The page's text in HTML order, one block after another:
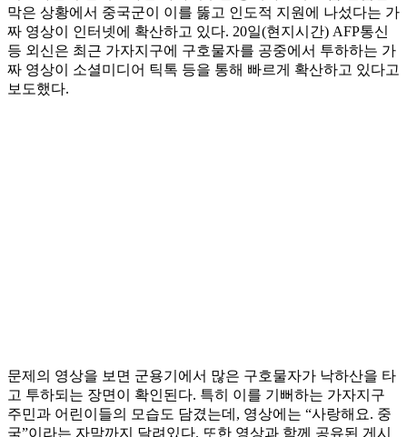
막은 상황에서 중국군이 이를 뚫고 인도적 지원에 나섰다는 가
짜 영상이 인터넷에 확산하고 있다. 20일(현지시간) AFP통신
등 외신은 최근 가자지구에 구호물자를 공중에서 투하하는 가
짜 영상이 소셜미디어 틱톡 등을 통해 빠르게 확산하고 있다고
보도했다.
문제의 영상을 보면 군용기에서 많은 구호물자가 낙하산을 타
고 투하되는 장면이 확인된다. 특히 이를 기뻐하는 가자지구
주민과 어린이들의 모습도 담겼는데, 영상에는 “사랑해요. 중
국”이라는 자막까지 달려있다. 또한 영상과 함께 공유된 게시